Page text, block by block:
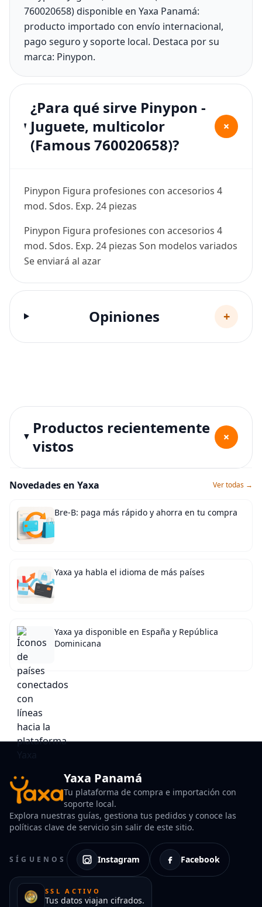
760020658) disponible en Yaxa Panamá:
producto importado con envío internacional,
pago seguro y soporte local. Destaca por su
marca: Pinypon.
¿Para qué sirve Pinypon -
Juguete, multicolor
(Famous 760020658)?
+
Pinypon Figura profesiones con accesorios 4
mod. Sdos. Exp. 24 piezas
Pinypon Figura profesiones con accesorios 4
mod. Sdos. Exp. 24 piezas Son modelos variados
Se enviará al azar
Opiniones +
Productos recientemente
vistos
+
Novedades en Yaxa Ver todas →
Bre-B: paga más rápido y ahorra en tu compra
Yaxa ya habla el idioma de más países
Yaxa ya disponible en España y República
Dominicana
Yaxa Panamá
Tu plataforma de compra e importación con
soporte local.
Explora nuestras guías, gestiona tus pedidos y conoce las
políticas clave de servicio sin salir de este sitio.
SÍGUENOS Instagram Facebook
SSL ACTIVO
Tus datos viajan cifrados.